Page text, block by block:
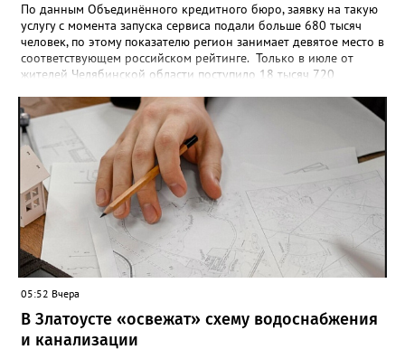
По данным Объединённого кредитного бюро, заявку на такую
услугу с момента запуска сервиса подали больше 680 тысяч
человек, по этому показателю регион занимает девятое место в
соответствующем российском рейтинге. Только в июле от
жителей Челябинской области поступило 18 тысяч 720
снятие. В целом не давать им взаймы сегодня просят 543 с
лишним тысячи человек. Почти 89 тысяч за это время решили
запрет отозвать. При этом, утверждают аналитики бюро,
примерно каждый пятый из тех, кто установил самозапрет,
никогда кредиты не брал, столько же погасили долги недавно,
а больше половины имеют долговые обязательства сейчас.
05:52 Вчера
В Златоусте «освежат» схему водоснабжения
и канализации